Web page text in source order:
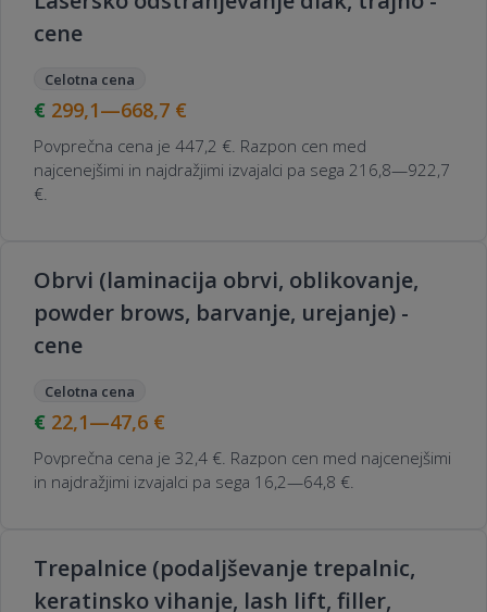
cene
Celotna cena
299,1—668,7 €
Povprečna cena je 447,2 €. Razpon cen med
najcenejšimi in najdražjimi izvajalci pa sega 216,8—922,7
€.
Obrvi (laminacija obrvi, oblikovanje,
powder brows, barvanje, urejanje) -
cene
Celotna cena
22,1—47,6 €
Povprečna cena je 32,4 €. Razpon cen med najcenejšimi
in najdražjimi izvajalci pa sega 16,2—64,8 €.
Trepalnice (podaljševanje trepalnic,
keratinsko vihanje, lash lift, filler,